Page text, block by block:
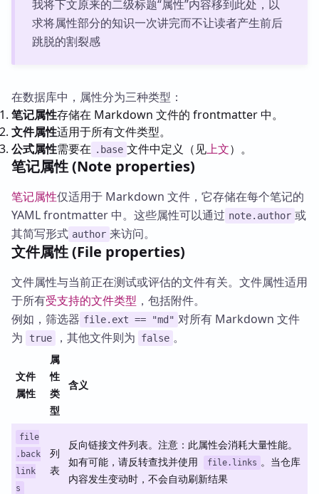
我将下文原来的二级标题“属性”内容移到此处，以
求将属性部分的知识一次讲完而不让读者产生前后
跳脱的割裂感
在数据库中，属性分为三种类型：
笔记属性存储在 Markdown 文件的 frontmatter 中。
文件属性适用于所有文件类型。
公式属性需要在 .base 文件中定义（见上文）。
笔记属性 (Note properties)
笔记属性仅适用于 Markdown 文件，它存储在每个笔记的
YAML frontmatter 中。这些属性可以通过 note.author 或
其简写形式 author 来访问。
文件属性 (File properties)
文件属性与当前正在测试或评估的文件有关。文件属性适用
于所有受支持的文件类型 ，包括附件。
例如，筛选器 file.ext == "md" 对所有 Markdown 文件
为
true ，其他文件则为 false 。
文件
属性
属
性
类
型
含义
file
.back
link
s
列
表
反向链接文件列表。注意：此属性会消耗大量性能。
如有可能，请反转查找并使用
file.links 。当仓库
内容发生变动时，不会自动刷新结果